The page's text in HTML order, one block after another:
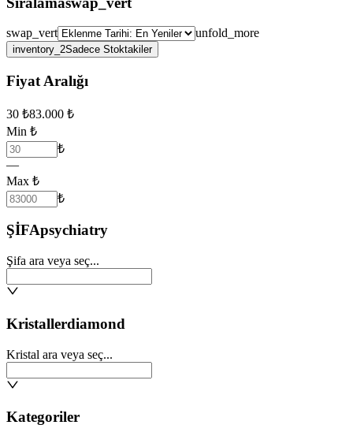
swap_vert unfold_more
inventory_2Sadece Stoktakiler
Fiyat Aralığı
30 ₺83.000 ₺
Min ₺
₺
—
Max ₺
₺
ŞİFApsychiatry
Şifa ara veya seç...
Kristallerdiamond
Kristal ara veya seç...
Kategoriler